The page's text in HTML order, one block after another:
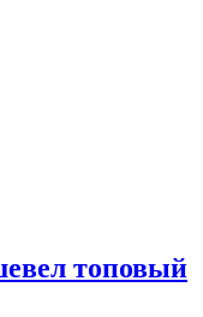
топовый